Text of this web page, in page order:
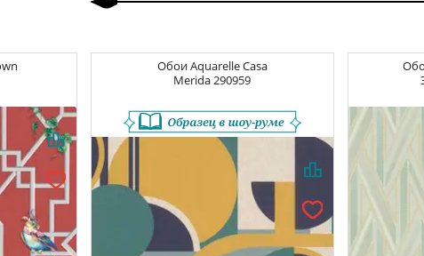
ОбоиAquarelle Casa
Merida290959